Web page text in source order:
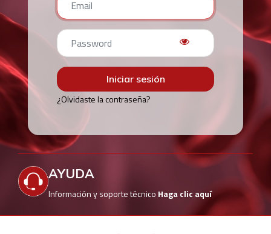
Iniciar sesión
¿Olvidaste la contraseña?
AYUDA
Información y soporte técnico Haga clic aquí